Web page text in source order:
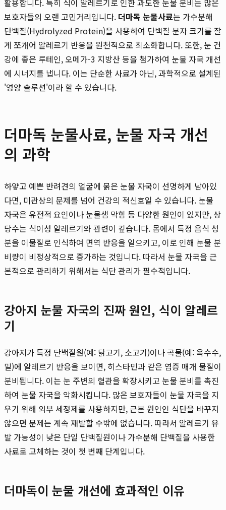
보호자들의 오랜 고민거리입니다. 더마독 눈물사료는 가수분해
단백질(Hydrolyzed Protein)을 사용하여 단백질 분자 크기를 잘
게 쪼개어 알레르기 반응을 원천적으로 최소화합니다. 또한, 눈 건
강에 좋은 루테인, 오메가-3 지방산 등을 첨가하여 눈물 자국 개선
에 시너지를 냅니다. 이는 단순한 사료가 아닌, 과학적으로 설계된
'영양 솔루션'이라 할 수 있습니다.
더마독 눈물사료, 눈물 자국 개선
의 과학
하얗고 예쁜 반려견의 얼굴에 붉은 눈물 자국이 선명하게 남아있
다면, 미관상의 문제를 넘어 건강의 적신호일 수 있습니다. 눈물
자국은 유전적 요인이나 눈물샘 막힘 등 다양한 원인이 있지만, 상
당수는 식이성 알레르기와 관련이 깊습니다. 몸에서 특정 음식 성
분을 이물질로 인식하여 면역 반응을 일으키고, 이로 인해 눈물 분
비량이 비정상적으로 증가하는 것입니다. 따라서 눈물 자국을 근
본적으로 관리하기 위해서는 식단 관리가 필수적입니다.
강아지 눈물 자국의 진짜 원인, 식이 알레르
기
강아지가 특정 단백질원(예: 닭고기, 소고기)이나 곡물(예: 옥수수,
밀)에 알레르기 반응을 보이면, 히스타민과 같은 염증 매개 물질이
분비됩니다. 이는 눈 주변의 혈관을 확장시키고 눈물 분비를 촉진
하여 눈물 자국을 악화시킵니다. 많은 보호자들이 눈물 자국을 지
우기 위해 외부 세정제를 사용하지만, 근본 원인인 식단을 바꾸지
않으면 문제는 계속 재발할 수밖에 없습니다. 따라서 알레르기 유
발 가능성이 낮은 단일 단백질원이나 가수분해 단백질을 사용한
사료로 교체하는 것이 첫 번째 단계입니다.
더마독이 눈물 개선에 효과적인 이유